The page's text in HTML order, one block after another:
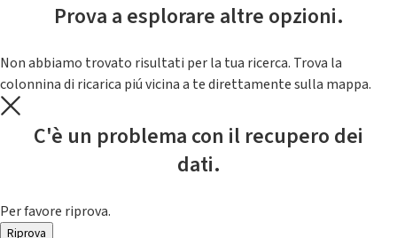
Prova a esplorare altre opzioni.
Non abbiamo trovato risultati per la tua ricerca. Trova la
colonnina di ricarica piú vicina a te direttamente sulla mappa.
C'è un problema con il recupero dei
dati.
Per favore riprova.
Riprova